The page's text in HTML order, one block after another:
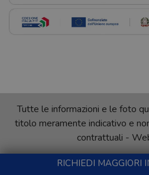
RICHIEDI MAGGIORI
Tutte le informazioni e le foto
titolo meramente indicativo e
contrattuali -